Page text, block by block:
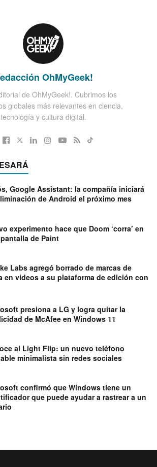
OhMyGeek!
de OhMyGeek!. Cubrimos los
globales más relevantes en ciencia,
tecnología y cultura digital.
Google Assistant: la compañía iniciará
de Android el próximo mes
experimento hace que Doom ‘corra’ en
de Paint
Labs agregó borrado de marcas de
en videos a su plataforma de edición con
presiona a LG y logra quitar la
de McAfee en Windows 11
al Light Flip: un nuevo teléfono
minimalista sin redes sociales
confirmó que Windows tiene un
que puede ayudar a rastrear a un